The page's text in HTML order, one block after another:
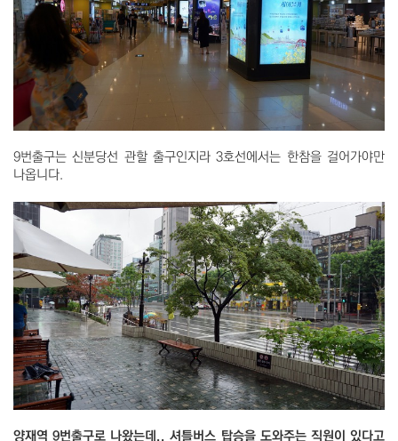
9번출구는 신분당선 관할 출구인지라 3호선에서는 한참을 걸어가야만
나옵니다.
양재역 9번출구로 나왔는데.. 셔틀버스 탑승을 도와주는 직원이 있다고